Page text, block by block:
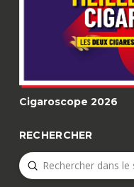
Cigaroscope 2026
RECHERCHER
Search
Submit